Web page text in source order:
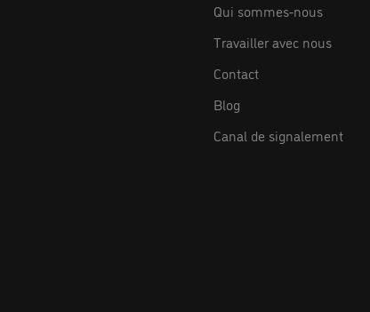
Qui sommes-nous
Travailler avec nous
Contact
Blog
Canal de signalement